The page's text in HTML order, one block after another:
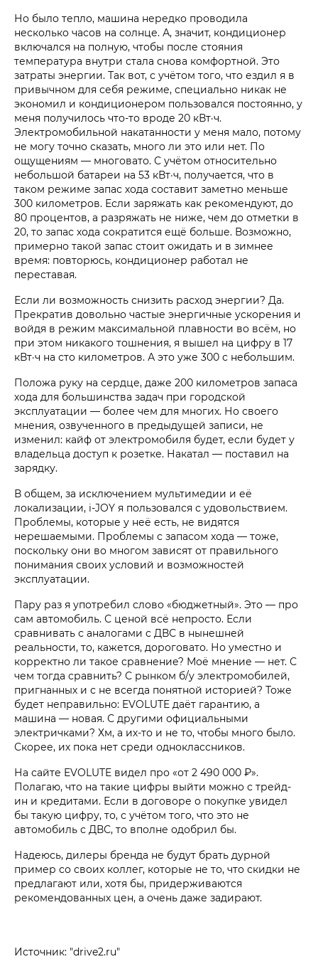
Но было тепло, машина нередко проводила
несколько часов на солнце. А, значит, кондиционер
включался на полную, чтобы после стояния
температура внутри стала снова комфортной. Это
затраты энергии. Так вот, с учётом того, что ездил я в
привычном для себя режиме, специально никак не
экономил и кондиционером пользовался постоянно, у
меня получилось что-то вроде 20 кВт·ч.
Электромобильной накатанности у меня мало, потому
не могу точно сказать, много ли это или нет. По
ощущениям — многовато. С учётом относительно
небольшой батареи на 53 кВт·ч, получается, что в
таком режиме запас хода составит заметно меньше
300 километров. Если заряжать как рекомендуют, до
80 процентов, а разряжать не ниже, чем до отметки в
20, то запас хода сократится ещё больше. Возможно,
примерно такой запас стоит ожидать и в зимнее
время: повторюсь, кондиционер работал не
переставая.
Если ли возможность снизить расход энергии? Да.
Прекратив довольно частые энергичные ускорения и
войдя в режим максимальной плавности во всём, но
при этом никакого тошнения, я вышел на цифру в 17
кВт·ч на сто километров. А это уже 300 с небольшим.
Положа руку на сердце, даже 200 километров запаса
хода для большинства задач при городской
эксплуатации — более чем для многих. Но своего
мнения, озвученного в предыдущей записи, не
изменил: кайф от электромобиля будет, если будет у
владельца доступ к розетке. Накатал — поставил на
зарядку.
В общем, за исключением мультимедии и её
локализации, i‑JOY я пользовался с удовольствием.
Проблемы, которые у неё есть, не видятся
нерешаемыми. Проблемы с запасом хода — тоже,
поскольку они во многом зависят от правильного
понимания своих условий и возможностей
эксплуатации.
Пару раз я употребил слово «бюджетный». Это — про
сам автомобиль. С ценой всё непросто. Если
сравнивать с аналогами с ДВС в нынешней
реальности, то, кажется, дороговато. Но уместно и
корректно ли такое сравнение? Моё мнение — нет. С
чем тогда сравнить? С рынком б/у электромобилей,
пригнанных и с не всегда понятной историей? Тоже
будет неправильно: EVOLUTE даёт гарантию, а
машина — новая. С другими официальными
электричками? Хм, а их-то и не то, чтобы много было.
Скорее, их пока нет среди одноклассников.
На сайте EVOLUTE видел про «от 2 490 000 ₽».
Полагаю, что на такие цифры выйти можно с трейд-
ин и кредитами. Если в договоре о покупке увидел
бы такую цифру, то, с учётом того, что это не
автомобиль с ДВС, то вполне одобрил бы.
Надеюсь, дилеры бренда не будут брать дурной
пример со своих коллег, которые не то, что скидки не
предлагают или, хотя бы, придерживаются
рекомендованных цен, а очень даже задирают.
Источник: "drive2.ru"